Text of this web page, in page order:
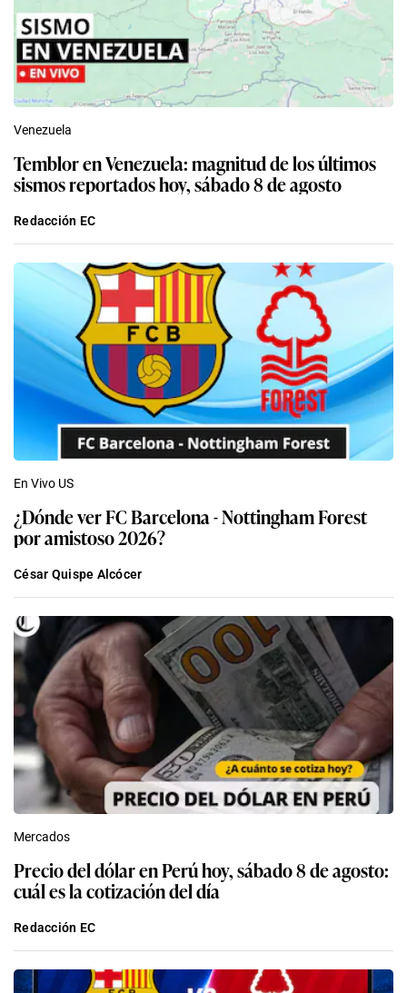
Venezuela
Temblor en Venezuela: magnitud de los últimos
sismos reportados hoy, sábado 8 de agosto
Redacción EC
En Vivo US
¿Dónde ver FC Barcelona - Nottingham Forest
por amistoso 2026?
César Quispe Alcócer
Mercados
Precio del dólar en Perú hoy, sábado 8 de agosto:
cuál es la cotización del día
Redacción EC